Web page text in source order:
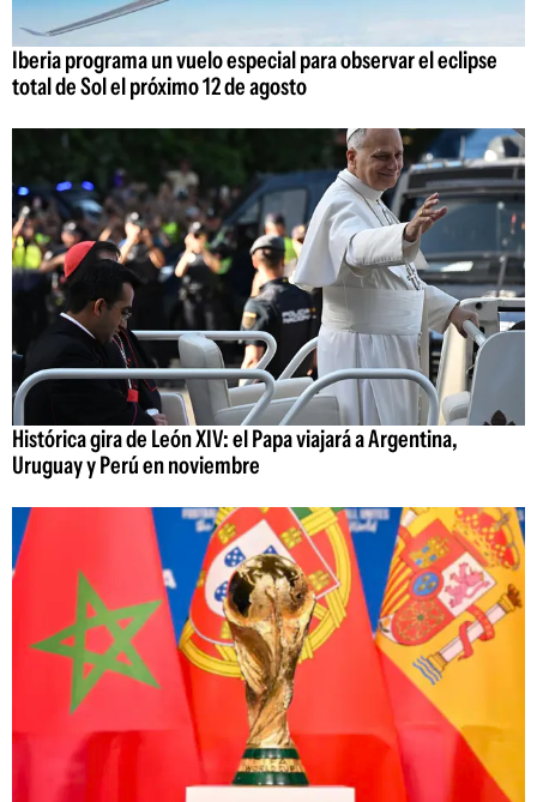
Iberia programa un vuelo especial para observar el eclipse
total de Sol el próximo 12 de agosto
Histórica gira de León XIV: el Papa viajará a Argentina,
Uruguay y Perú en noviembre